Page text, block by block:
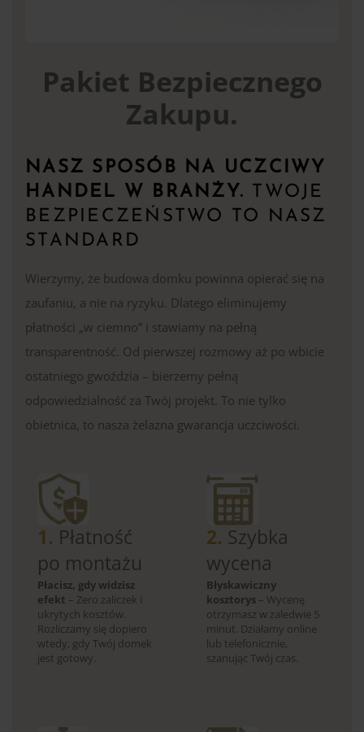
Pakiet Bezpiecznego
Zakupu.
NASZ SPOSÓB NA UCZCIWY
HANDEL W BRANŻY.
TWOJE
BEZPIECZEŃSTWO TO NASZ
STANDARD
Wierzymy, że budowa domku powinna opierać się na
zaufaniu, a nie na ryzyku. Dlatego eliminujemy
płatności „w ciemno” i stawiamy na pełną
transparentność. Od pierwszej rozmowy aż po wbicie
ostatniego gwoździa – bierzemy pełną
odpowiedzialność za Twój projekt. To nie tylko
obietnica, to nasza żelazna gwarancja uczciwości.
1. Płatność
po montażu
Płacisz, gdy widzisz
efekt – Zero zaliczek i
ukrytych kosztów.
Rozliczamy się dopiero
wtedy, gdy Twój domek
jest gotowy.
2. Szybka
wycena
Błyskawiczny
kosztorys – Wycenę
otrzymasz w zaledwie 5
minut. Działamy online
lub telefonicznie,
szanując Twój czas.